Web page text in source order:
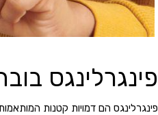
פינגרלינגס
פינגרלינגס הם דמויות קטנות